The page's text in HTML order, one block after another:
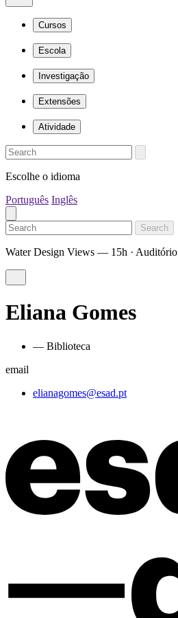
Cursos
Escola
Investigação
Extensões
Atividade
Escolhe o idioma
Português Inglês
Search
Water Design Views — 15h · Auditório
Eliana Gomes
— Biblioteca
email
elianagomes@esad.pt